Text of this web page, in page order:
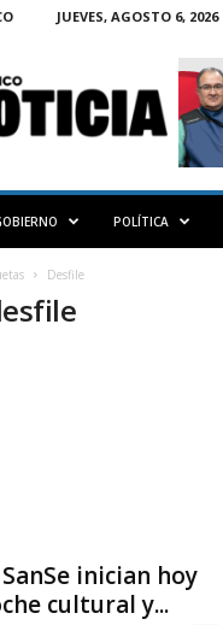
JUEVES, AGOSTO 6, 2026
POLÍTICA
Desfile
inician hoy
cultural y...